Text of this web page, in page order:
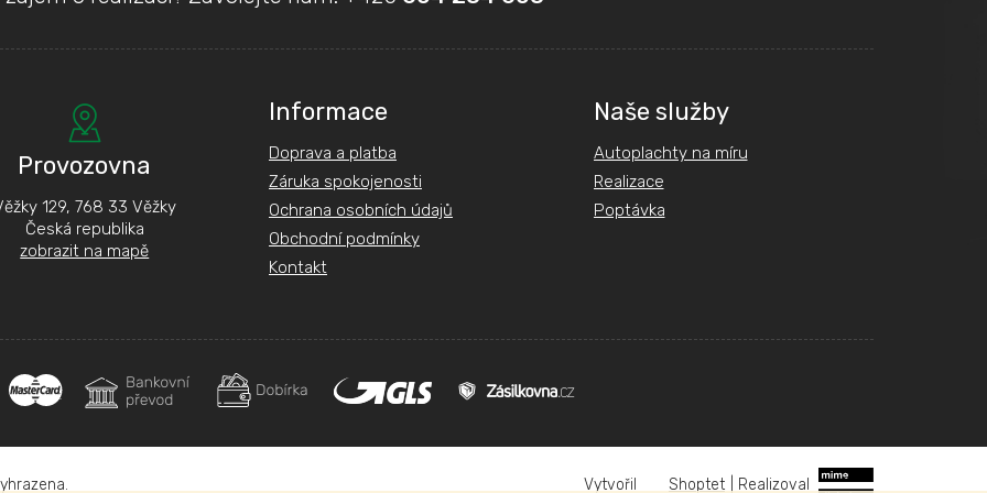
Provozovna
129, 768 33 Věžky
Česká republika
zobrazit na mapě
Informace
Doprava a platba
Záruka spokojenosti
Ochrana osobních údajů
Obchodní podmínky
Kontakt
Naše služby
Autoplachty na míru
Realizace
Poptávka
Shoptet Realizoval